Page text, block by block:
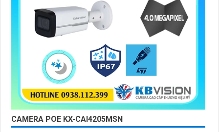
CAMERA POE KX-CAI4205MSN